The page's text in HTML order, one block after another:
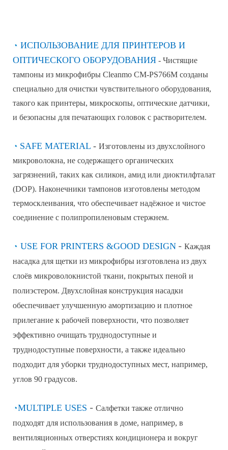
◔ ИСПОЛЬЗОВАНИЕ ДЛЯ ПРИНТЕРОВ И
ОПТИЧЕСКОГО ОБОРУДОВАНИЯ - Чистящие
тампоны из микрофибры Cleanmo CM-PS766M созданы
специально для очистки чувствительного оборудования,
такого как принтеры, микроскопы, оптические датчики,
и безопасны для печатающих головок с растворителем.
◔ SAFE MATERIAL - Изготовлены из двухслойного
микроволокна, не содержащего органических
загрязнений, таких как силикон, амид или диоктилфталат
(DOP). Наконечники тампонов изготовлены методом
термосклеивания, что обеспечивает надёжное и чистое
соединение с полипропиленовым стержнем.
◔ USE FOR PRINTERS &GOOD DESIGN - Каждая
насадка для щетки из микрофибры изготовлена ​​из двух
слоёв микроволокнистой ткани, покрытых пеной и
полиэстером. Двухслойная конструкция насадки
обеспечивает улучшенную амортизацию и плотное
прилегание к рабочей поверхности, что позволяет
эффективно очищать труднодоступные и
труднодоступные поверхности, а также идеально
подходит для уборки труднодоступных мест, например,
углов 90 градусов.
◔MULTIPLE USES - Салфетки также отлично
подходят для использования в доме, например, в
вентиляционных отверстиях кондиционера и вокруг